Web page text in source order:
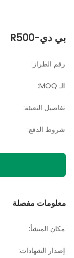
بي دي-R500
رقم الطراز:
الـ MOQ:
تفاصيل التعبئة:
شروط الدفع:
معلومات مفصلة
مكان المنشأ:
إصدار الشهادات: